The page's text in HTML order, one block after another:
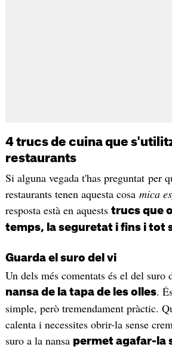
4 trucs de cuina que
restaurants
Si alguna vegada t'has preguntat per
restaurants tenen aquesta cosa mica
resposta està en aquests trucs que
temps, la seguretat i fins i tot
Guarda el suro del vi
Un dels més comentats és el del suro
nansa de la tapa de les olles.
simple, però tremendament pràctic.
calenta i necessites obrir-la sense
suro a la nansa permet agafar-la